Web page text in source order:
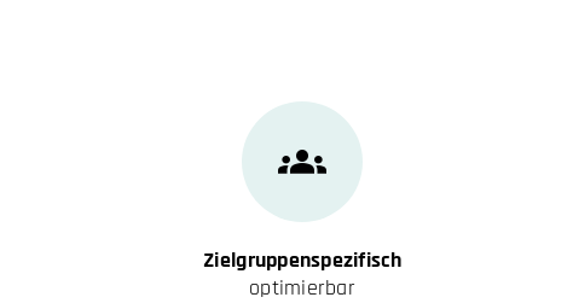
Zielgruppenspezifisch
optimierbar